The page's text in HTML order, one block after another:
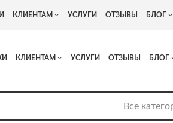
Люберцы, Котельнический проезд 13
КЛИЕНТАМ УСЛУГИ ОТЗЫВЫ БЛОГ
КЛИЕНТАМ УСЛУГИ ОТЗЫВЫ БЛОГ